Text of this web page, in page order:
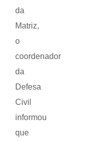
da
Matriz,
o
coordenador
da
Defesa
Civil
informou
que